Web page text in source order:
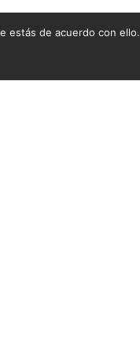
estás de acuerdo con ello.